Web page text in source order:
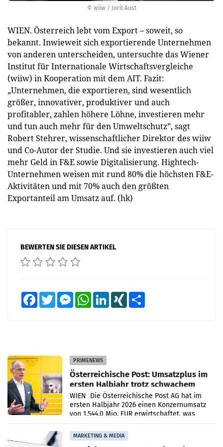
© wiiw / Jorit Aust
WIEN. Österreich lebt vom Export – soweit, so
bekannt. Inwieweit sich exportierende Unternehmen
von anderen unterscheiden, untersuchte das Wiener
Institut für Internationale Wirtschaftsvergleiche
(wiiw) in Kooperation mit dem AIT. Fazit:
„Unternehmen, die exportieren, sind wesentlich
größer, innovativer, produktiver und auch
profitabler, zahlen höhere Löhne, investieren mehr
und tun auch mehr für den Umweltschutz”, sagt
Robert Stehrer, wissenschaftlicher Direktor des wiiw
und Co-Autor der Studie. Und sie investieren auch viel
mehr Geld in F&E sowie Digitalisierung. Hightech-
Unternehmen weisen mit rund 80% die höchsten F&E-
Aktivitäten und mit 70% auch den größten
Exportanteil am Umsatz auf. (hk)
BEWERTEN SIE DIESEN ARTIKEL
FacebookTwitter MessengerWhatsAppLinkedInXING
PRIMENEWS
Österreichische Post: Umsatzplus im
ersten Halbjahr trotz schwachem
Briefgeschäft
WIEN Die Österreichische Post AG hat im
ersten Halbjahr 2026 einen Konzernumsatz
von 1.544,0 Mio. EUR erwirtschaftet, was
einem Plus von 3,8 Prozent gegenüber dem
Vergleichszeitraum
MARKETING & MEDIA